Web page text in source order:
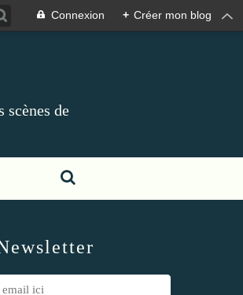
Connexion + Créer mon blog
scènes de